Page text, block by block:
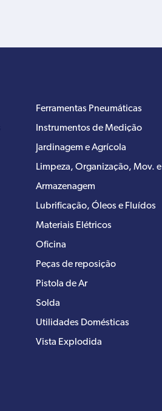
Ferramentas Pneumáticas
Instrumentos de Medição
Jardinagem e Agrícola
Limpeza, Organização, Mov. e
Armazenagem
Lubrificação, Óleos e Fluídos
Materiais Elétricos
Oficina
Peças de reposição
Pistola de Ar
Solda
Utilidades Domésticas
Vista Explodida